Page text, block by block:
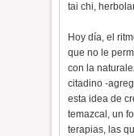
tai chi,
Hoy día, el
que no le
con la
citadino -
esta idea de
temazcal, un
terapias, las